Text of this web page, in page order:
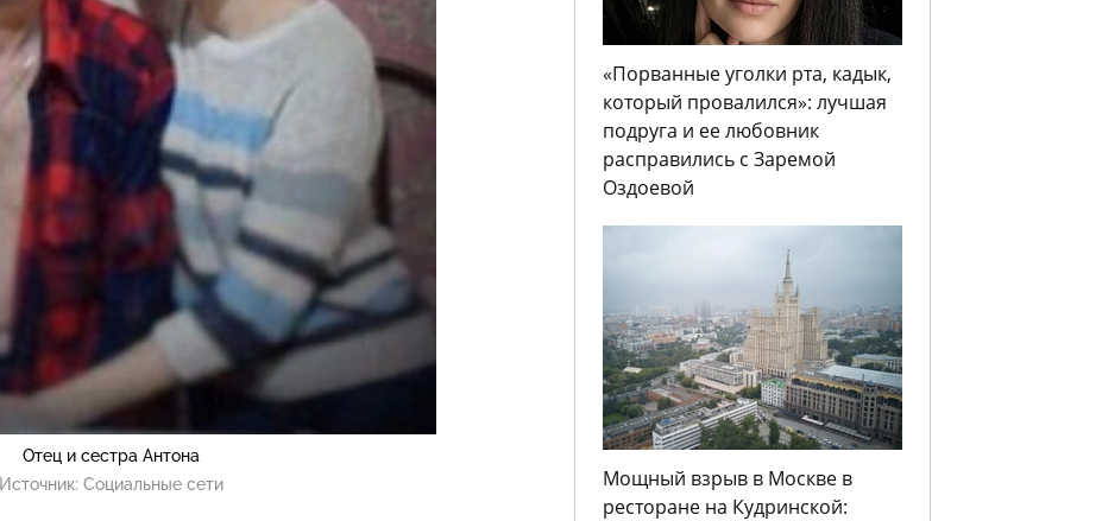
Отец и сестра Антона
Источник: Социальные сети
«Порванные уголки рта, кадык,
который провалился»: лучшая
подруга и ее любовник
расправились с Заремой
Оздоевой
Мощный взрыв в Москве в
ресторане на Кудринской: